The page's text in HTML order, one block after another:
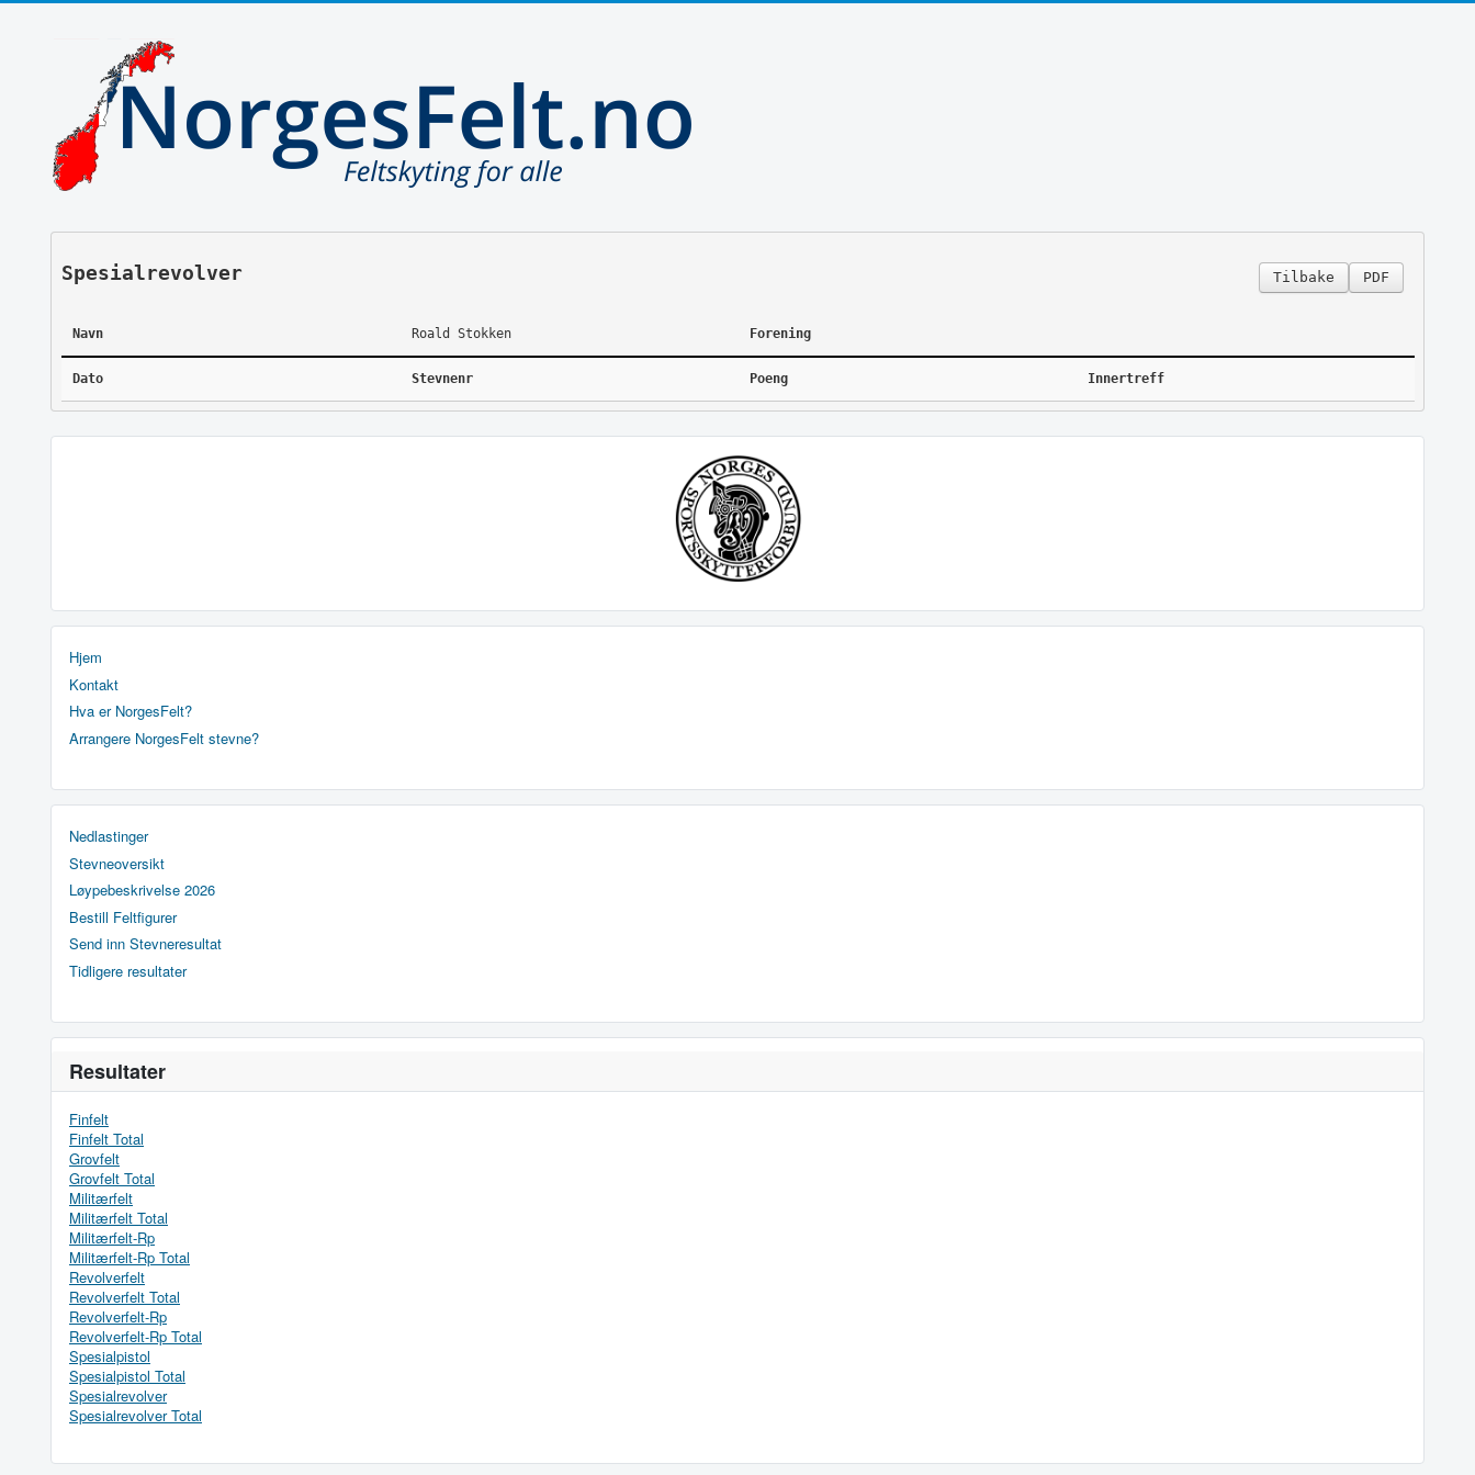
PDF
Tilbake
Spesialrevolver
Navn Roald Stokken Forening
Dato Stevnenr Poeng Innertreff
Hjem
Kontakt
Hva er NorgesFelt?
Arrangere NorgesFelt stevne?
Nedlastinger
Stevneoversikt
Løypebeskrivelse 2026
Bestill Feltfigurer
Send inn Stevneresultat
Tidligere resultater
Resultater
Finfelt
Finfelt Total
Grovfelt
Grovfelt Total
Militærfelt
Militærfelt Total
Militærfelt-Rp
Militærfelt-Rp Total
Revolverfelt
Revolverfelt Total
Revolverfelt-Rp
Revolverfelt-Rp Total
Spesialpistol
Spesialpistol Total
Spesialrevolver
Spesialrevolver Total